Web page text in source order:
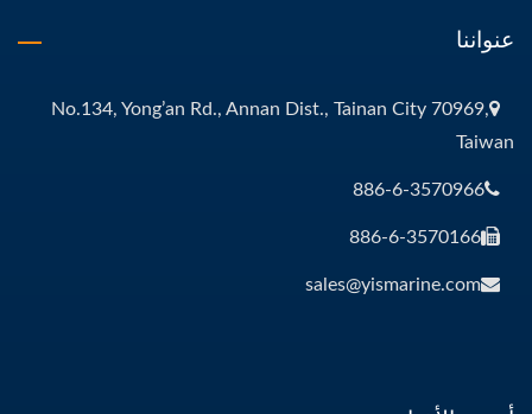
عنواننا
No.134, Yong’an Rd., Annan Dist., Tainan City 70969,
Taiwan
886-6-3570966
886-6-3570166
sales@yismarine.com